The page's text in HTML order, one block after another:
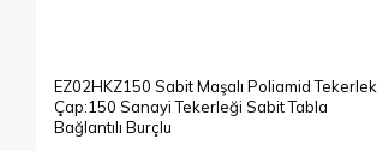
EZ02HKZ150 Sabit Maşalı Poliamid Tekerlek
Çap:150 Sanayi Tekerleği Sabit Tabla
Bağlantılı Burçlu